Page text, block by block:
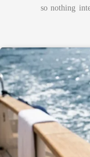
so nothing